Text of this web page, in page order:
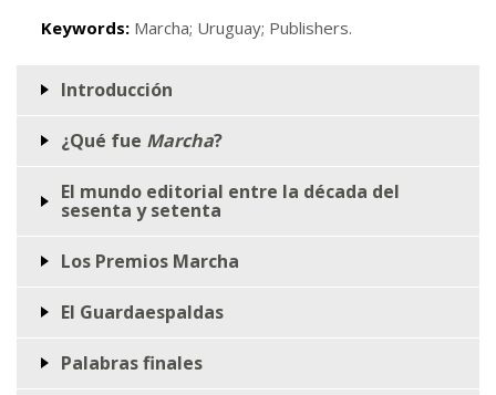
Keywords: Marcha; Uruguay; Publishers.
Introducción
¿Qué fue Marcha?
El mundo editorial entre la década del
sesenta y setenta
Los Premios Marcha
El Guardaespaldas
Palabras finales